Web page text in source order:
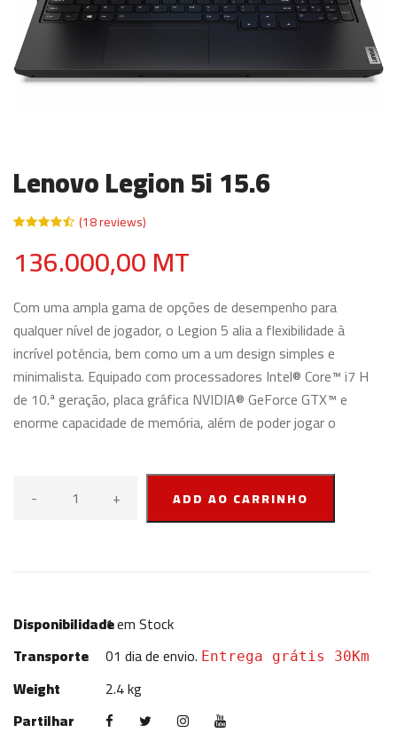
Lenovo Legion 5i 15.6
(18 reviews)
136.000,00 MT
Com uma ampla gama de opções de desempenho para
qualquer nível de jogador, o Legion 5 alia a flexibilidade à
incrível potência, bem como um a um design simples e
minimalista. Equipado com processadores Intel® Core™ i7 H
de 10.ª geração, placa gráfica NVIDIA® GeForce GTX™ e
enorme capacidade de memória, além de poder jogar o
- + ADD AO CARRINHO
Disponibilidade
1em Stock
Transporte
01 dia de envio. Entrega grátis 30Km
Weight
2.4 kg
Partilhar